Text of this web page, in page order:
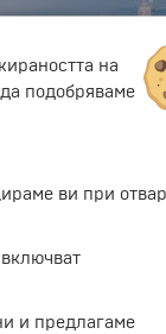
метафора
– Страстите
Заоблената
най-
работи над
е Жорди
от
се води
на
подобряваме
ви при
и предлагаме